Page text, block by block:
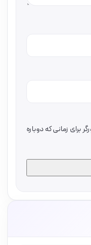
برای زمانی که دوباره